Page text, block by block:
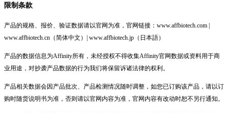
限制条款
产品的规格、报价、验证数据请以官网为准，官网链接：www.affbiotech.com |
www.affbiotech.cn（简体中文）| www.affbiotech.jp（日本語）
产品的数据信息为Affinity所有，未经授权不得收集Affinity官网数据或资料用于商
业用途，对抄袭产品数据的行为我们将保留诉诸法律的权利。
产品相关数据会因产品批次、产品检测情况随时调整，如您已订购该产品，请以订
购时随货说明书为准，否则请以官网内容为准，官网内容有改动时恕不另行通知。